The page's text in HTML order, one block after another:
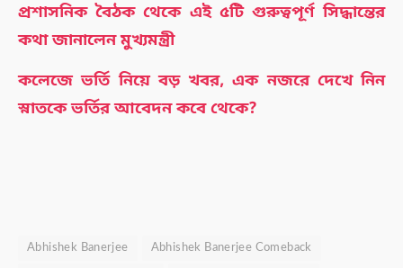
প্রশাসনিক বৈঠক থেকে এই ৫টি গুরুত্বপূর্ণ সিদ্ধান্তের
কথা জানালেন মুখ্যমন্ত্রী
কলেজে ভর্তি নিয়ে বড় খবর, এক নজরে দেখে নিন
স্নাতকে ভর্তির আবেদন কবে থেকে?
Abhishek Banerjee Abhishek Banerjee Comeback